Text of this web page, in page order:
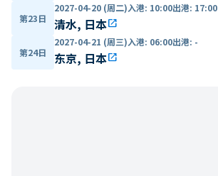
第23日
2027-04-20 (周二)入港: 10:00出港: 17:00
清水, 日本open_in_new
第24日
2027-04-21 (周三)入港: 06:00出港: -
东京, 日本open_in_new